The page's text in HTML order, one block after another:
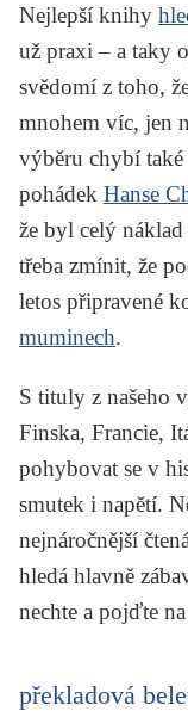
Nejlepší knihy
už praxi – a taky
svědomí z toho,
mnohem víc, jen
výběru chybí
pohádek Hanse
že byl celý
třeba zmínit, že
letos připravené
muminech.
S tituly z našeho
Finska, Francie,
pohybovat se v
smutek i napětí.
nejnáročnější
hledá hlavně
nechte a pojďte
překladová